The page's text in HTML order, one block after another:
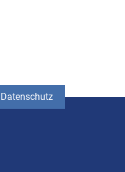
Datenschutz